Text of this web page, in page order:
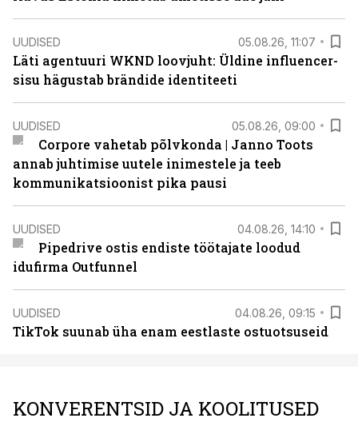
UUDISED 05.08.26, 11:07
Läti agentuuri WKND loovjuht: Üldine influencer-
sisu hägustab brändide identiteeti
UUDISED 05.08.26, 09:00
Corpore vahetab põlvkonda | Janno Toots
annab juhtimise uutele inimestele ja teeb
kommunikatsioonist pika pausi
UUDISED 04.08.26, 14:10
Pipedrive ostis endiste töötajate loodud
idufirma Outfunnel
UUDISED 04.08.26, 09:15
TikTok suunab üha enam eestlaste ostuotsuseid
KONVERENTSID JA KOOLITUSED